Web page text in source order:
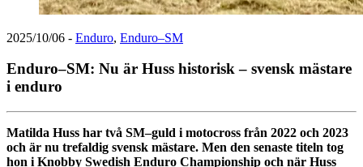
2025/10/06 - Enduro, Enduro–SM
Enduro–SM: Nu är Huss historisk – svensk mästare
i enduro
Matilda Huss har två SM–guld i motocross från 2022 och 2023
och är nu trefaldig svensk mästare. Men den senaste titeln tog
hon i Knobby Swedish Enduro Championship och när Huss